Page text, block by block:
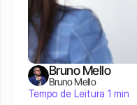
Bruno Mello
Bruno Mello
Tempo de Leitura 1 min